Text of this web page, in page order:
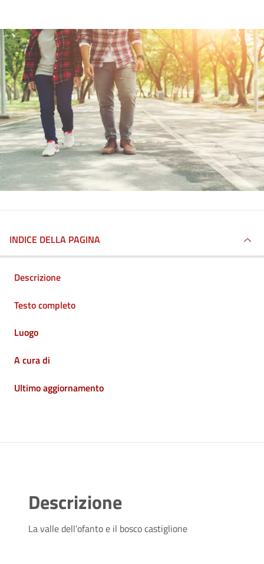
INDICE DELLA PAGINA
Descrizione
Testo completo
Luogo
A cura di
Ultimo aggiornamento
Descrizione
La valle dell’ofanto e il bosco castiglione